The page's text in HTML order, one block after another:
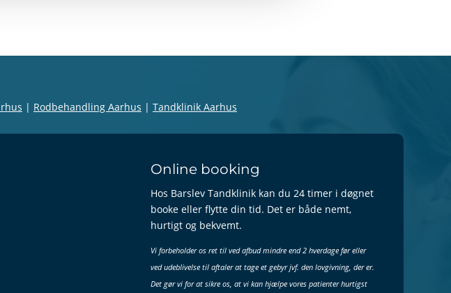
| Rodbehandling Aarhus | Tandklinik Aarhus
Online booking
Hos Barslev Tandklinik kan du 24 timer i døgnet
booke eller flytte din tid. Det er både nemt,
hurtigt og bekvemt.
Vi forbeholder os ret til ved afbud mindre end 2 hverdage før eller
ved udeblivelse til aftaler at tage et gebyr jvf. den lovgivning, der er.
Det gør vi for at sikre os, at vi kan hjælpe vores patienter hurtigst